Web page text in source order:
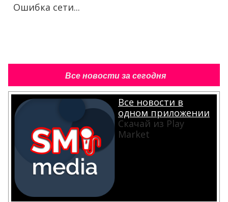
Ошибка сети...
Все новости за сегодня
Все новости в
одном приложении
Скачай из Play
Market